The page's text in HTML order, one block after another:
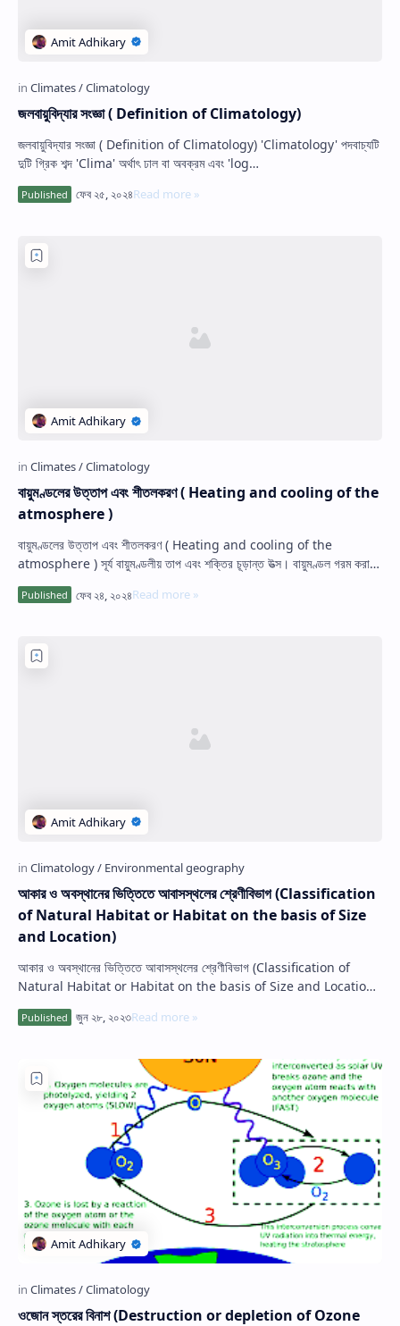
জলবায়ুবিদ্যার সংজ্ঞা ( Definition of Climatology)
জলবায়ুবিদ্যার সংজ্ঞা ( Definition of Climatology) 'Climatology' পদবাচ্যটি
দুটি গ্রিক শব্দ 'Clima' অর্থাৎ ঢাল বা অবক্রম এবং 'log…
বায়ুমণ্ডলের উত্তাপ এবং শীতলকরণ ( Heating and cooling of the
atmosphere )
বায়ুমণ্ডলের উত্তাপ এবং শীতলকরণ ( Heating and cooling of the
atmosphere ) সূর্য বায়ুমণ্ডলীয় তাপ এবং শক্তির চূড়ান্ত উত্স। বায়ুমণ্ডল গরম করার
এবং…
আকার ও অবস্থানের ভিত্তিতে আবাসস্থলের শ্রেণীবিভাগ (Classification
of Natural Habitat or Habitat on the basis of Size
and Location)
আকার ও অবস্থানের ভিত্তিতে আবাসস্থলের শ্রেণীবিভাগ (Classification of
Natural Habitat or Habitat on the basis of Size and Location)
ওজোন স্তরের বিনাশ (Destruction or depletion of Ozone